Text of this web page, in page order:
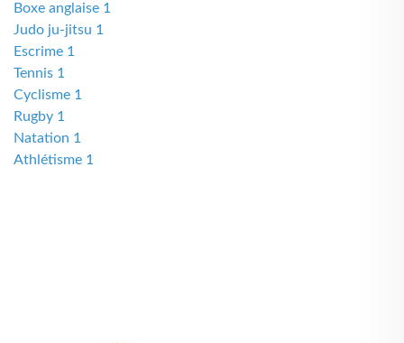
Boxe anglaise 1
Judo ju-jitsu 1
Escrime 1
Tennis 1
Cyclisme 1
Rugby 1
Natation 1
Athlétisme 1